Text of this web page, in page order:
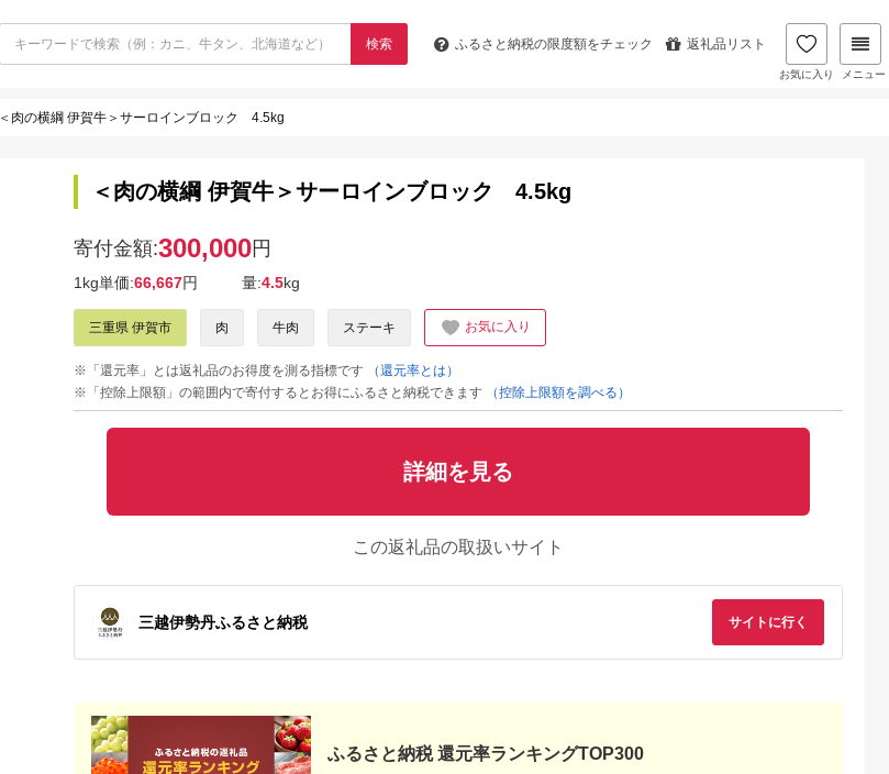
検索 ふるさと納税の限度額をチェック 返礼品リスト
お気に入り メニュー
＜肉の横綱 伊賀牛＞サーロインブロック 4.5kg
＜肉の横綱 伊賀牛＞サーロインブロック 4.5kg
寄付金額:300,000円
1kg単価:66,667円 量:4.5kg
三重県 伊賀市 肉 牛肉 ステーキ お気に入り
※「還元率」とは返礼品のお得度を測る指標です
（還元率とは）
※「控除上限額」の範囲内で寄付するとお得にふるさと納税できます
（控除上限額を調べる）
詳細を見る
この返礼品の取扱いサイト
三越伊勢丹ふるさと納税 サイトに行く
ふるさと納税 還元率ランキングTOP300